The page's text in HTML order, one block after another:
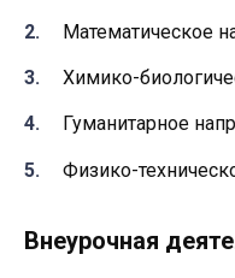
Математическое
Химико-
Гуманитарное
Физико-
Внеурочная